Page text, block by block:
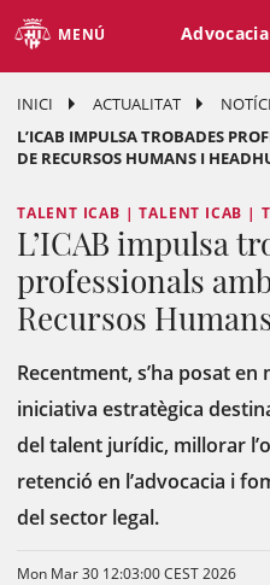
MENÚ
INICI ACTUALITAT
L’ICAB IMPULSA TROBADES
DE RECURSOS HUMANS I
TALENT ICAB | TALENT ICAB |
L’ICAB impulsa
professionals
Recursos
Recentment, s’ha posat en
iniciativa estratègica
del talent jurídic, millorar
retenció en l’advocacia i
del sector legal.
Mon Mar 30 12:03:00 CEST 2026